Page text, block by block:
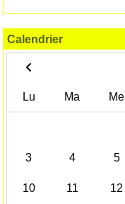
Calendrier
Lu Ma Me
3 4 5
10 11 12